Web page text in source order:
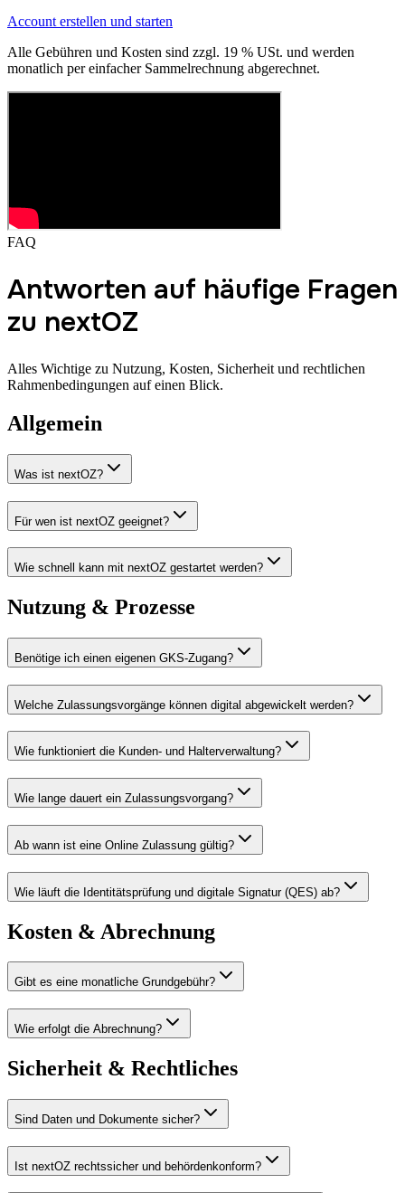
Account erstellen und starten
Alle Gebühren und Kosten sind zzgl. 19 % USt. und werden
monatlich per einfacher Sammelrechnung abgerechnet.
FAQ
Antworten auf häufige Fragen
zu nextOZ
Alles Wichtige zu Nutzung, Kosten, Sicherheit und rechtlichen
Rahmenbedingungen auf einen Blick.
Allgemein
Was ist nextOZ?
Für wen ist nextOZ geeignet?
Wie schnell kann mit nextOZ gestartet werden?
Nutzung & Prozesse
Benötige ich einen eigenen GKS-Zugang?
Welche Zulassungsvorgänge können digital abgewickelt werden?
Wie funktioniert die Kunden- und Halterverwaltung?
Wie lange dauert ein Zulassungsvorgang?
Ab wann ist eine Online Zulassung gültig?
Wie läuft die Identitätsprüfung und digitale Signatur (QES) ab?
Kosten & Abrechnung
Gibt es eine monatliche Grundgebühr?
Wie erfolgt die Abrechnung?
Sicherheit & Rechtliches
Sind Daten und Dokumente sicher?
Ist nextOZ rechtssicher und behördenkonform?